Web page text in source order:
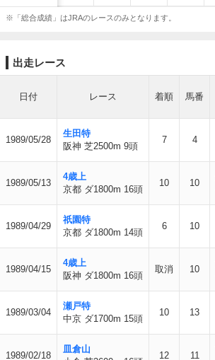
※「総合成績」はJRAのレースのみとなります。
出走レース
日付 レース 着順 馬番
1989/05/28
生田特
阪神 芝2500m 9頭
7 4
1989/05/13
4歳上
京都 ダ1800m 16頭
10 10
1989/04/29
祇園特
京都 ダ1800m 14頭
6 10
1989/04/15
4歳上
阪神 ダ1800m 16頭
取消 10
1989/03/04
瀬戸特
中京 ダ1700m 15頭
10 13
1989/02/18
皿倉山
12 11